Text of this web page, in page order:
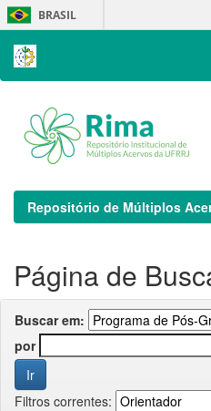
Skip
navigation
BRASIL
Repositório de Múltiplos
Página de
Buscar em:
por
Filtros correntes: